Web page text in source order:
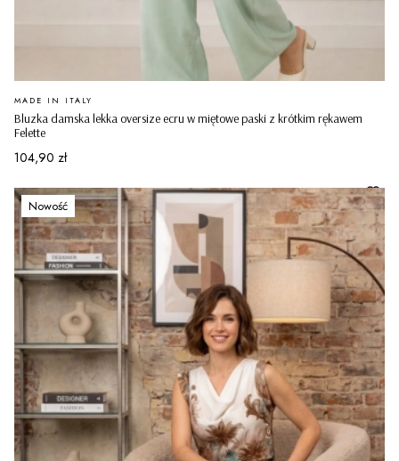
Bluzka damska lekka oversize ecru w miętowe paski z krótkim rękawem
Felette
PRODUCENT
MADE IN ITALY
Cena
104,90 zł
Nowość